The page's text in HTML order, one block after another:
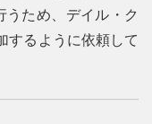
ため、デイル・ク
するように依頼して